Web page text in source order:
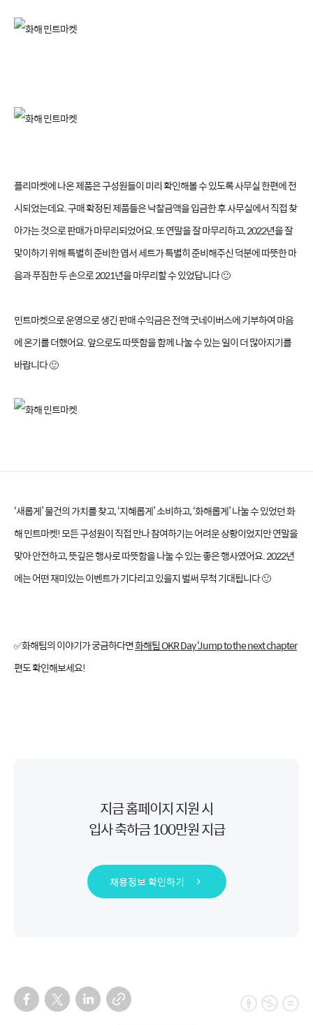
플리마켓에 나온 제품은 구성원들이 미리 확인해볼 수 있도록 사무실 한편에 전
시되었는데요. 구매 확정된 제품들은 낙찰금액을 입금한 후 사무실에서 직접 찾
아가는 것으로 판매가 마무리되었어요.또 연말을 잘 마무리하고, 2022년을 잘
맞이하기 위해 특별히 준비한 엽서 세트가 특별히 준비해주신 덕분에 따뜻한 마
음과 푸짐한 두 손으로 2021년을 마무리할 수 있었답니다 🙂
민트마켓으로 운영으로 생긴 판매 수익금은 전액굿네이버스에 기부하여 마음
에 온기를 더했어요. 앞으로도 따뜻함을 함께 나눌 수 있는 일이 더 많아지기를
바랍니다 🙂
‘새롭게’ 물건의 가치를 찾고, ‘지혜롭게’ 소비하고, ‘화해롭게’ 나눌 수 있었던 화
해 민트마켓! 모든 구성원이 직접 만나 참여하기는 어려운 상황이었지만 연말을
맞아 안전하고, 뜻깊은 행사로 따뜻함을 나눌 수 있는 좋은 행사였어요. 2022년
에는 어떤 재미있는 이벤트가 기다리고 있을지 벌써 무척 기대됩니다 🙂
✅화해팀의 이야기가 궁금하다면화해팀 OKR Day ‘Jump to the next chapter
편도 확인해보세요!
지금 홈페이지 지원 시
입사 축하금 100만원 지급
채용정보 확인하기